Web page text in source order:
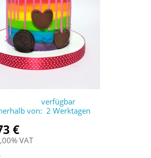
verfügbar
von: 2 Werktagen
€
VAT